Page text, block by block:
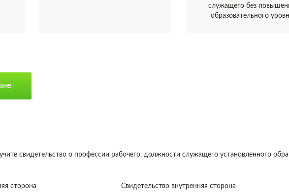
служащего без
образовательного
свидетельство о профессии рабочего, должности служащего установленного
сторона Свидетельство внутренняя сторона